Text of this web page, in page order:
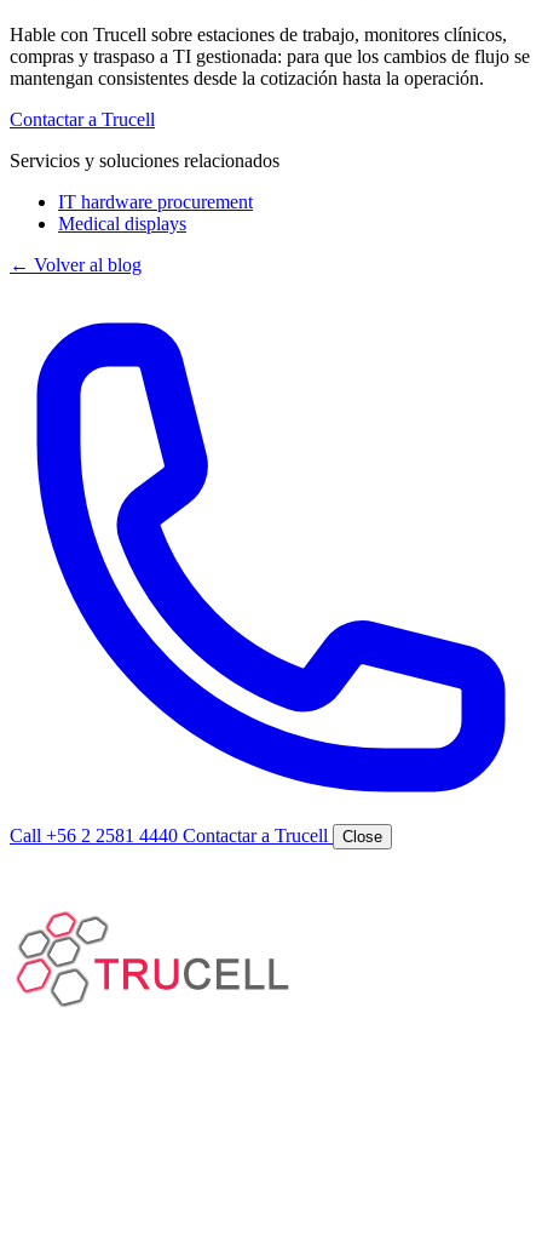
Hable con Trucell sobre estaciones de trabajo, monitores clínicos,
compras y traspaso a TI gestionada: para que los cambios de flujo se
mantengan consistentes desde la cotización hasta la operación.
Contactar a Trucell
Servicios y soluciones relacionados
IT hardware procurement
Medical displays
← Volver al blog
Call +56 2 2581 4440 Contactar a Trucell Close